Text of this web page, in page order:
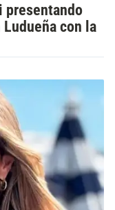
presentando
con la